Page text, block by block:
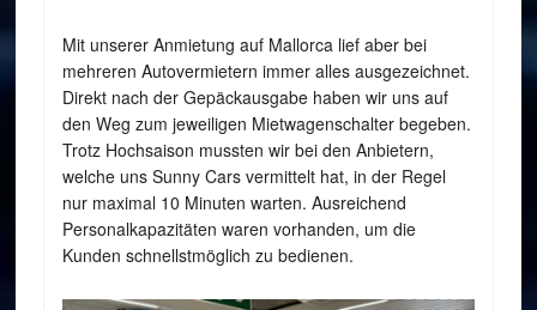
Mit unserer Anmietung auf Mallorca lief aber bei
mehreren Autovermietern immer alles ausgezeichnet.
Direkt nach der Gepäckausgabe haben wir uns auf
den Weg zum jeweiligen Mietwagenschalter begeben.
Trotz Hochsaison mussten wir bei den Anbietern,
welche uns Sunny Cars vermittelt hat, in der Regel
nur maximal 10 Minuten warten. Ausreichend
Personalkapazitäten waren vorhanden, um die
Kunden schnellstmöglich zu bedienen.